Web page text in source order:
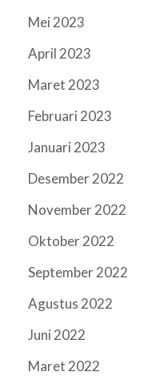
Mei 2023
April 2023
Maret 2023
Februari 2023
Januari 2023
Desember 2022
November 2022
Oktober 2022
September 2022
Agustus 2022
Juni 2022
Maret 2022